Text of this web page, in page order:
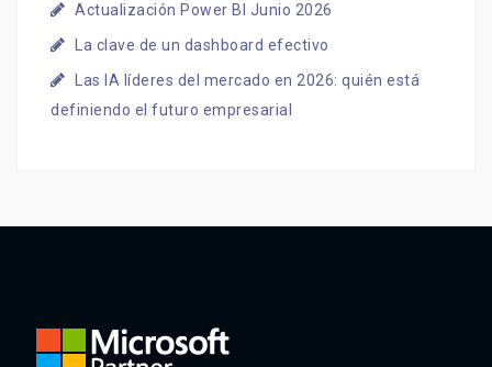
Actualización Power BI Junio 2026
La clave de un dashboard efectivo
Las IA líderes del mercado en 2026: quién está
definiendo el futuro empresarial